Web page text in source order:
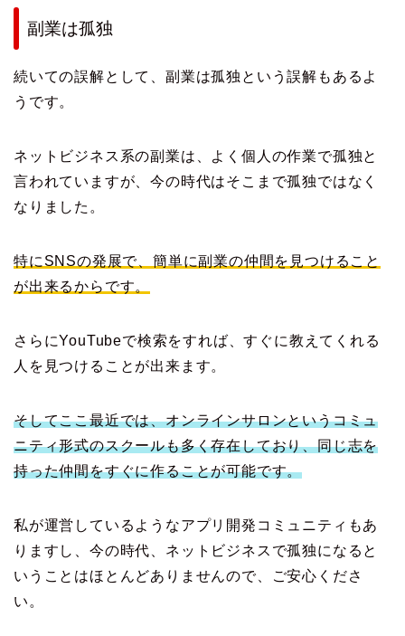
副業は孤独
続いての誤解として、副業は孤独という誤解もあるよ
うです。
ネットビジネス系の副業は、よく個人の作業で孤独と
言われていますが、今の時代はそこまで孤独ではなく
なりました。
特にSNSの発展で、簡単に副業の仲間を見つけること
が出来るからです。
さらにYouTubeで検索をすれば、すぐに教えてくれる
人を見つけることが出来ます。
そしてここ最近では、オンラインサロンというコミュ
ニティ形式のスクールも多く存在しており、同じ志を
持った仲間をすぐに作ることが可能です。
私が運営しているようなアプリ開発コミュニティもあ
りますし、今の時代、ネットビジネスで孤独になると
いうことはほとんどありませんので、ご安心くださ
い。